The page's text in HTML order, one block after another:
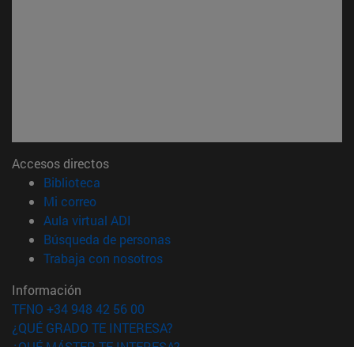
Accesos directos
Biblioteca
Mi correo(abre en nueva ventana)
Aula virtual ADI
Búsqueda de personas(abre en nueva ventana)
Trabaja con nosotros(abre en nueva ventana)
Información
TFNO +34 948 42 56 00
¿QUÉ GRADO TE INTERESA?